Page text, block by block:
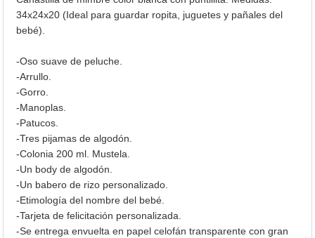
34x24x20 (Ideal para guardar ropita, juguetes y pañales del
bebé).
-Oso suave de peluche.
-Arrullo.
-Gorro.
-Manoplas.
-Patucos.
-Tres pijamas de algodón.
-Colonia 200 ml. Mustela.
-Un body de algodón.
-Un babero de rizo personalizado.
-Etimología del nombre del bebé.
-Tarjeta de felicitación personalizada.
-Se entrega envuelta en papel celofán transparente con gran